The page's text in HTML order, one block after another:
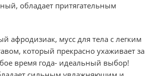
обладает притягательным
афродизиак, мусс для тела с легким
который прекрасно ухаживает за
время года- идеальный выбор!